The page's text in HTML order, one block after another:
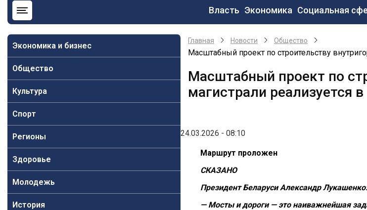
Основная
навигация
Власть Экономика Социальная
Экономика и бизнес
Общество
Культура
Спорт
Регионы
Здоровье
Молодежь
История
Главная Новости Общество
Масштабный проект по строительству
Масштабный проект по
магистрали реализуется
24.03.2026 - 08:10
Маршрут проложен
СКАЗАНО
Президент Беларуси Александр
— Мосты и дороги — это наиважнейшая